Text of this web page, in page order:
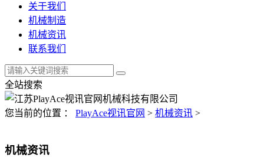
关于我们
机械制造
机械资讯
联系我们
全站搜索
您当前的位置 ： PlayAce视讯官网 > 机械资讯 >
机械资讯